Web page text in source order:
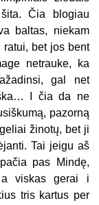
Čia blogiau
baltas, niekam
ratui, bet jos bent
netrauke, ka
gal net
I čia da ne
pazorną
žinotų, bet ji
Tai jeigu aš
pas Mindę,
a viskas gerai i
tris kartus per